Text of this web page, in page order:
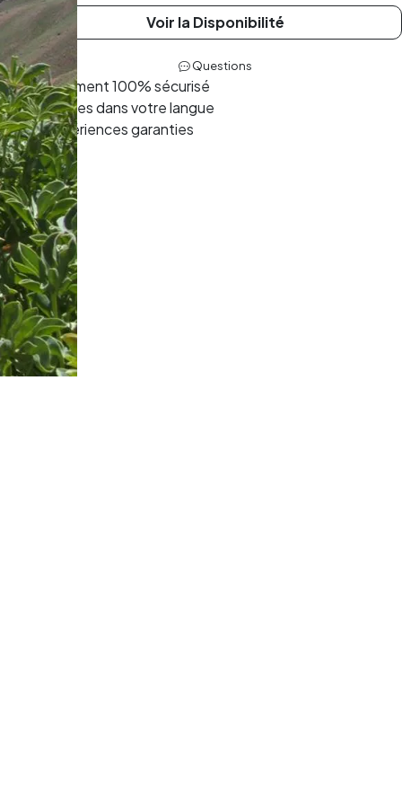
Voir la Disponibilité
Questions
Paiement 100% sécurisé
Guides dans votre langue
Expériences garanties